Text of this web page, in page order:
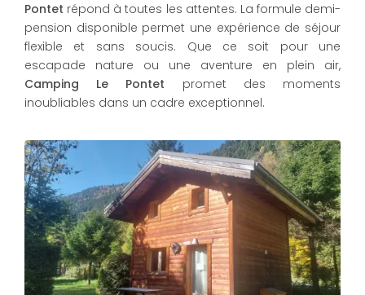
Pontet répond à toutes les attentes. La formule demi-
pension disponible permet une expérience de séjour
flexible et sans soucis. Que ce soit pour une
escapade nature ou une aventure en plein air,
Camping Le Pontet promet des moments
inoubliables dans un cadre exceptionnel.